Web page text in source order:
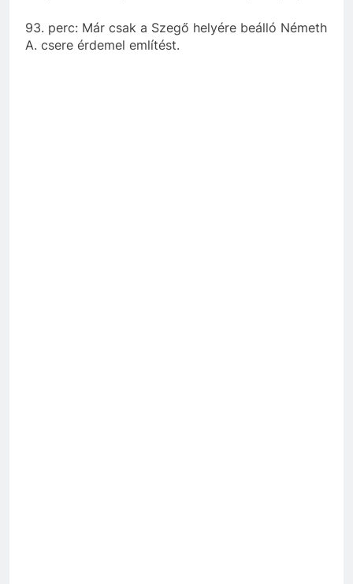
93. perc: Már csak a Szegő helyére beálló Németh
A. csere érdemel említést.